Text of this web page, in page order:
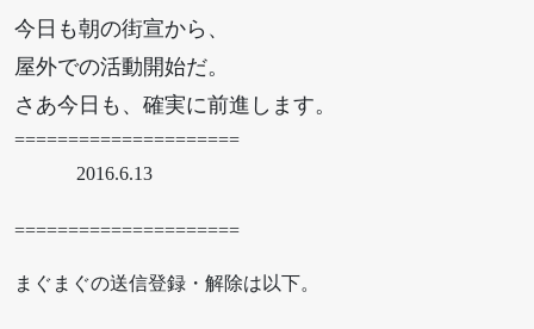
今日も朝の街宣から、
屋外での活動開始だ。
さあ今日も、確実に前進します。
=====================
2016.6.13
=====================
まぐまぐの送信登録・解除は以下。